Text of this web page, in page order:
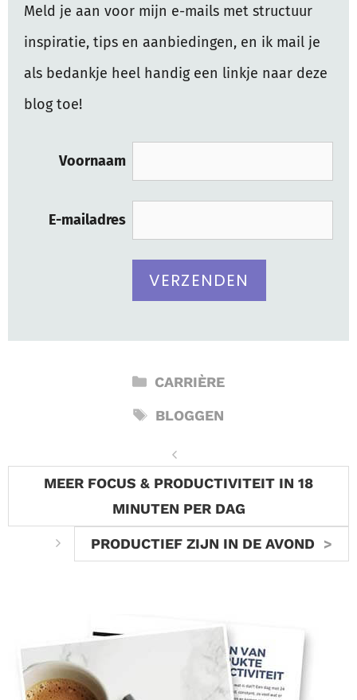
Meld je aan voor mijn e-mails met structuur
inspiratie, tips en aanbiedingen, en ik mail je
als bedankje heel handig een linkje naar deze
blog toe!
Voornaam
E-mailadres
CATEGORIEËN
CARRIÈRE
TAGS
BLOGGEN
MEER FOCUS & PRODUCTIVITEIT IN 18
MINUTEN PER DAG
PRODUCTIEF ZIJN IN DE AVOND